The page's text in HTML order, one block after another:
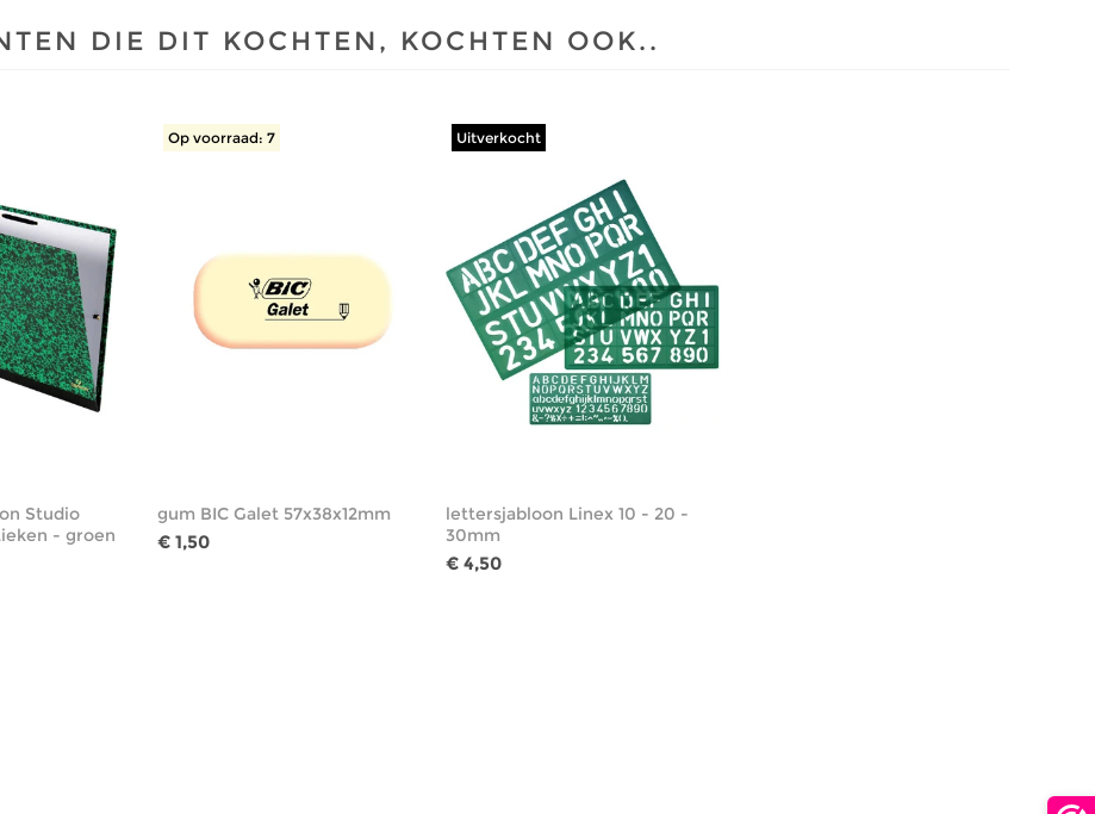
DIE DIT KOCHTEN, KOCHTEN OOK..
Studio
- groen
Op voorraad: 7
gum BIC Galet 57x38x12mm
€ 1,50
Uitverkocht
lettersjabloon Linex 10 - 20 -
30mm
€ 4,50